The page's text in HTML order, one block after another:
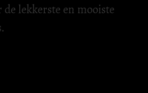
lekkerste en mooiste